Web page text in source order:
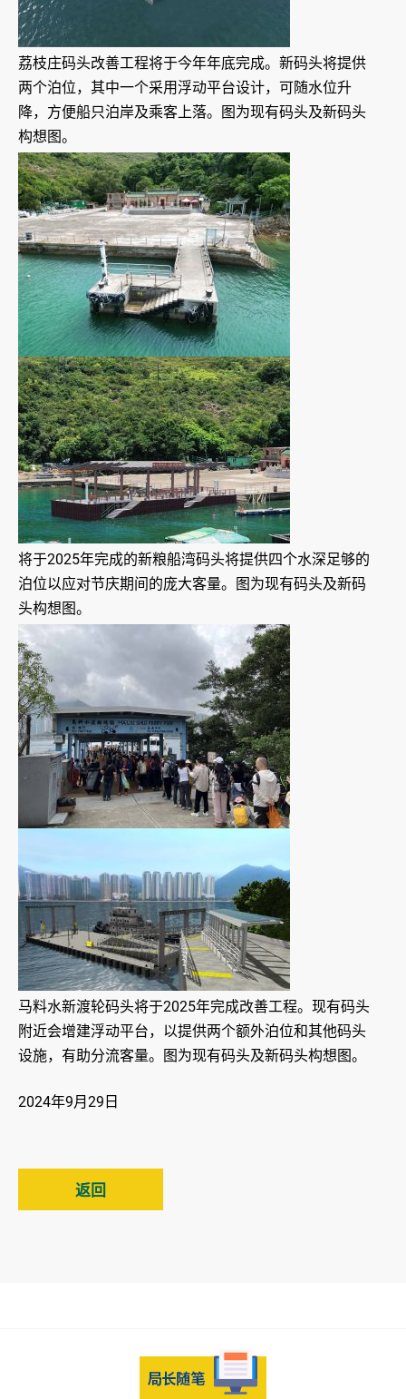
荔枝庄码头改善工程将于今年年底完成。新码头将提供
两个泊位，其中一个采用浮动平台设计，可随水位升
降，方便船只泊岸及乘客上落。图为现有码头及新码头
构想图。
将于2025年完成的新粮船湾码头将提供四个水深足够的
泊位以应对节庆期间的庞大客量。图为现有码头及新码
头构想图。
马料水新渡轮码头将于2025年完成改善工程。现有码头
附近会增建浮动平台，以提供两个额外泊位和其他码头
设施，有助分流客量。图为现有码头及新码头构想图。
2024年9月29日
返回